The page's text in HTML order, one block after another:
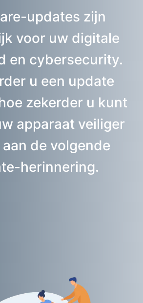
updates zijn
voor uw digitale
en cybersecurity.
u een update
zekerder u kunt
apparaat veiliger
de volgende
herinnering.